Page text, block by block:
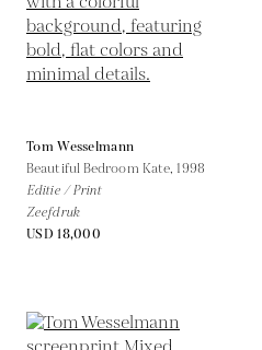
Tom Wesselmann
Beautiful Bedroom Kate,1998
Editie / Print
Zeefdruk
USD 18,000